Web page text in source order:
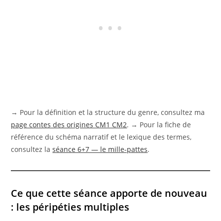
→ Pour la définition et la structure du genre, consultez ma
page contes des origines CM1 CM2. → Pour la fiche de
référence du schéma narratif et le lexique des termes,
consultez laséance 6+7 — le mille-pattes.
Ce que cette séance apporte de nouveau
: les péripéties multiples